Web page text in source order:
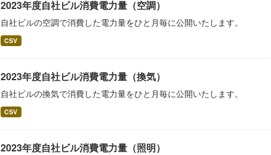
2023年度自社ビル消費電力量（空調）
自社ビルの空調で消費した電力量をひと月毎に公開いたします。
CSV
2023年度自社ビル消費電力量（換気）
自社ビルの換気で消費した電力量をひと月毎に公開いたします。
CSV
2023年度自社ビル消費電力量（照明）